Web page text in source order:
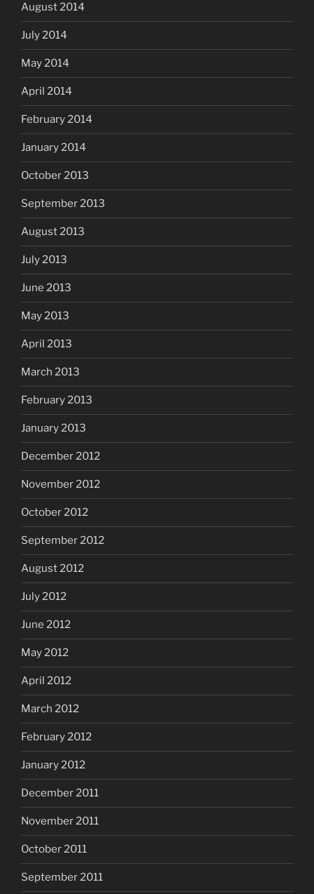
August 2014
July 2014
May 2014
April 2014
February 2014
January 2014
October 2013
September 2013
August 2013
July 2013
June 2013
May 2013
April 2013
March 2013
February 2013
January 2013
December 2012
November 2012
October 2012
September 2012
August 2012
July 2012
June 2012
May 2012
April 2012
March 2012
February 2012
January 2012
December 2011
November 2011
October 2011
September 2011